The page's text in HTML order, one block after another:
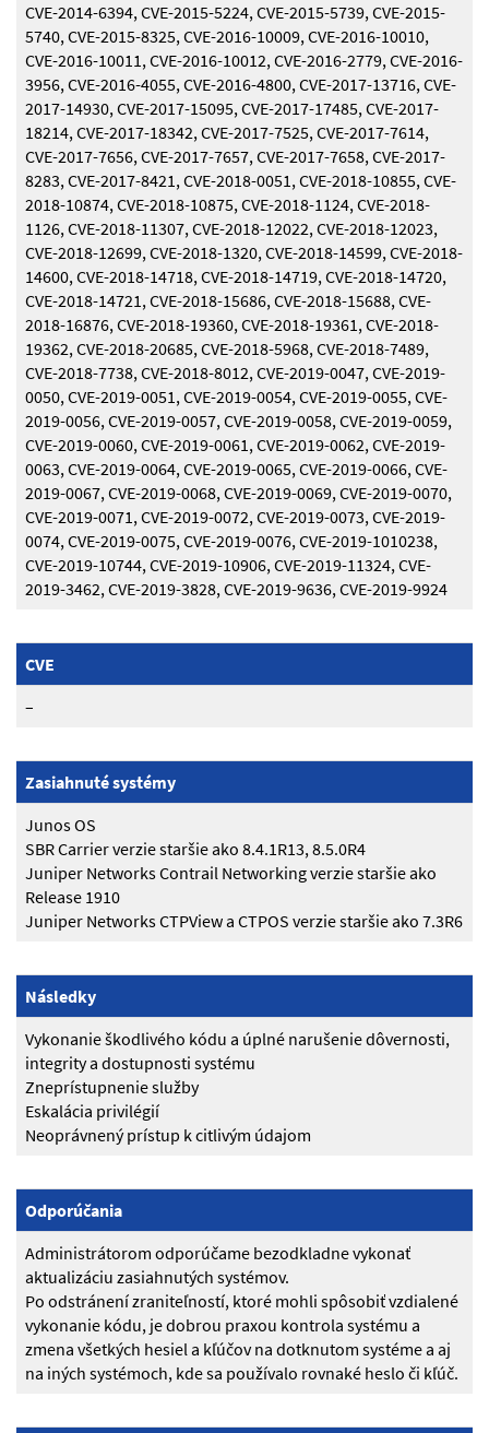
CVE-2014-6394, CVE-2015-5224, CVE-2015-5739, CVE-2015-
5740, CVE-2015-8325, CVE-2016-10009, CVE-2016-10010,
CVE-2016-10011, CVE-2016-10012, CVE-2016-2779, CVE-2016-
3956, CVE-2016-4055, CVE-2016-4800, CVE-2017-13716, CVE-
2017-14930, CVE-2017-15095, CVE-2017-17485, CVE-2017-
18214, CVE-2017-18342, CVE-2017-7525, CVE-2017-7614,
CVE-2017-7656, CVE-2017-7657, CVE-2017-7658, CVE-2017-
8283, CVE-2017-8421, CVE-2018-0051, CVE-2018-10855, CVE-
2018-10874, CVE-2018-10875, CVE-2018-1124, CVE-2018-
1126, CVE-2018-11307, CVE-2018-12022, CVE-2018-12023,
CVE-2018-12699, CVE-2018-1320, CVE-2018-14599, CVE-2018-
14600, CVE-2018-14718, CVE-2018-14719, CVE-2018-14720,
CVE-2018-14721, CVE-2018-15686, CVE-2018-15688, CVE-
2018-16876, CVE-2018-19360, CVE-2018-19361, CVE-2018-
19362, CVE-2018-20685, CVE-2018-5968, CVE-2018-7489,
CVE-2018-7738, CVE-2018-8012, CVE-2019-0047, CVE-2019-
0050, CVE-2019-0051, CVE-2019-0054, CVE-2019-0055, CVE-
2019-0056, CVE-2019-0057, CVE-2019-0058, CVE-2019-0059,
CVE-2019-0060, CVE-2019-0061, CVE-2019-0062, CVE-2019-
0063, CVE-2019-0064, CVE-2019-0065, CVE-2019-0066, CVE-
2019-0067, CVE-2019-0068, CVE-2019-0069, CVE-2019-0070,
CVE-2019-0071, CVE-2019-0072, CVE-2019-0073, CVE-2019-
0074, CVE-2019-0075, CVE-2019-0076, CVE-2019-1010238,
CVE-2019-10744, CVE-2019-10906, CVE-2019-11324, CVE-
2019-3462, CVE-2019-3828, CVE-2019-9636, CVE-2019-9924
CVE
–
Zasiahnuté systémy
Junos OS
SBR Carrier verzie staršie ako 8.4.1R13, 8.5.0R4
Juniper Networks Contrail Networking verzie staršie ako
Release 1910
Juniper Networks CTPView a CTPOS verzie staršie ako 7.3R6
Následky
Vykonanie škodlivého kódu a úplné narušenie dôvernosti,
integrity a dostupnosti systému
Zneprístupnenie služby
Eskalácia privilégií
Neoprávnený prístup k citlivým údajom
Odporúčania
Administrátorom odporúčame bezodkladne vykonať
aktualizáciu zasiahnutých systémov.
Po odstránení zraniteľností, ktoré mohli spôsobiť vzdialené
vykonanie kódu, je dobrou praxou kontrola systému a
zmena všetkých hesiel a kľúčov na dotknutom systéme a aj
na iných systémoch, kde sa používalo rovnaké heslo či kľúč.